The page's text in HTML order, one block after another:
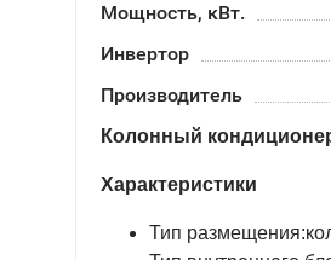
Мощность, кВт.
Инвертор
Производитель
Колонный
Характеристики
Тип